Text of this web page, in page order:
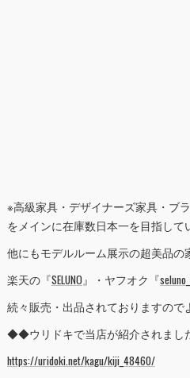
※高級家具・デザイナーズ家具・ブ
をメインに在庫数日本一を目指して
他にもモデルルーム展示の超美品の
楽天の『SELUNO』・ヤフオク『
続々販売・出品されておりますので
◆◆ウリドキで当店が紹介されま
https://uridoki.net/kagu/kiji_48460/